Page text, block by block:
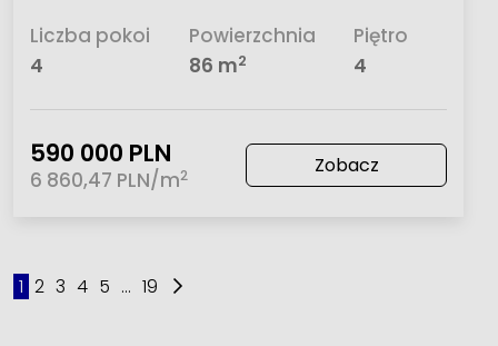
Liczba pokoi
4
Powierzchnia
86 m2
Piętro
4
590 000 PLN
6 860,47 PLN/m2 Zobacz
1 2 3 4 5 ... 19